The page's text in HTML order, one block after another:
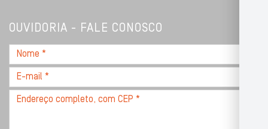
OUVIDORIA - FALE CONOSCO
Nome
*
E-
mail
Endereço